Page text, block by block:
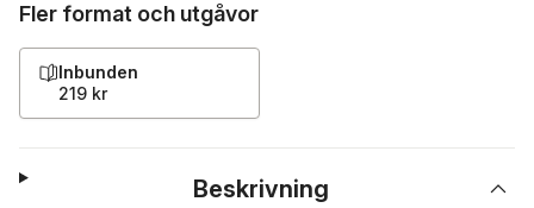
Fler format och utgåvor
Inbunden
219 kr
Beskrivning